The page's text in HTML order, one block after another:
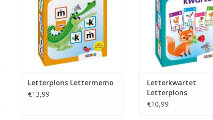
Letterplons Lettermemo
€13,99
Letterkwartet
Letterplons
€10,99